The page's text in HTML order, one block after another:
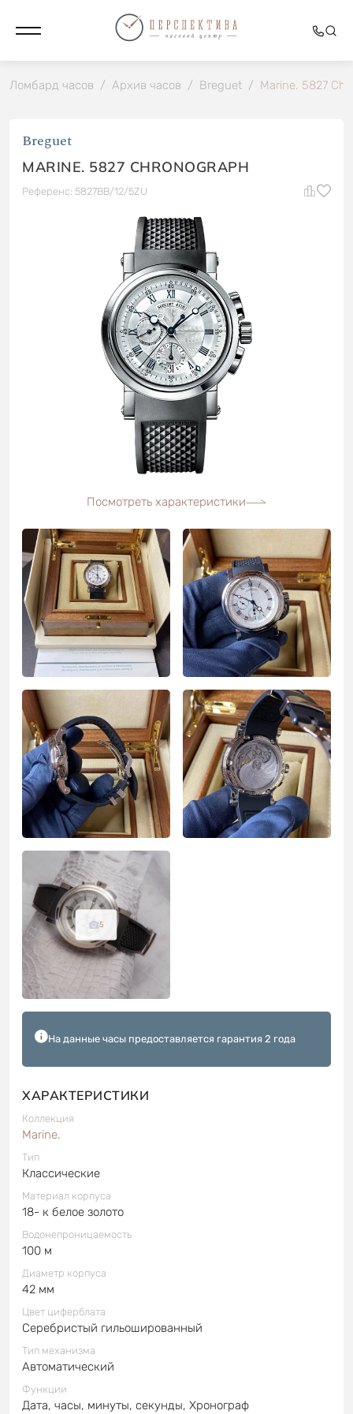
Ломбард часов / Архив часов / Breguet / Marine. 5827
Breguet
MARINE. 5827 CHRONOGRAPH
Референс: 5827BB/12/5ZU
Посмотреть характеристики
5
На данные часы предоставляется гарантия 2 года
ХАРАКТЕРИСТИКИ
Коллекция
Marine.
Тип
Классические
Материал корпуса
18- к белое золото
Водонепроницаемость
100 м
Диаметр корпуса
42 мм
Цвет циферблата
Серебристый гильошированный
Тип механизма
Автоматический
Функции
Дата, часы, минуты, секунды, Хронограф